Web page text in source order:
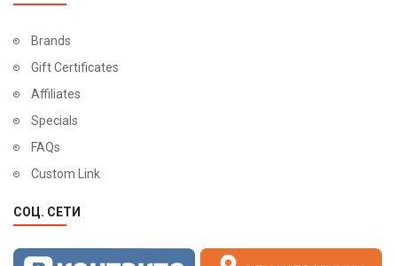
Brands
Gift Certificates
Affiliates
Specials
FAQs
Custom Link
СОЦ. СЕТИ